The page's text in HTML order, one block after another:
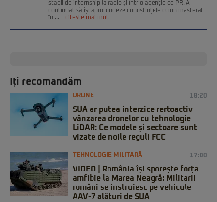
stagii de internship la radio și într-o agenție de PR. A
continuat să își aprofundeze cunoștințele cu un masterat
în ...
citește mai mult
Iți recomandăm
DRONE 18:20
SUA ar putea interzice rertoactiv
vânzarea dronelor cu tehnologie
LiDAR: Ce modele și sectoare sunt
vizate de noile reguli FCC
TEHNOLOGIE MILITARĂ 17:00
VIDEO | România își sporește forța
amfibie la Marea Neagră: Militarii
români se instruiesc pe vehicule
AAV-7 alături de SUA